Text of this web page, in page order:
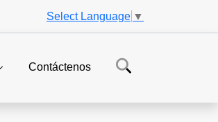
Select Language ▼
Contáctenos